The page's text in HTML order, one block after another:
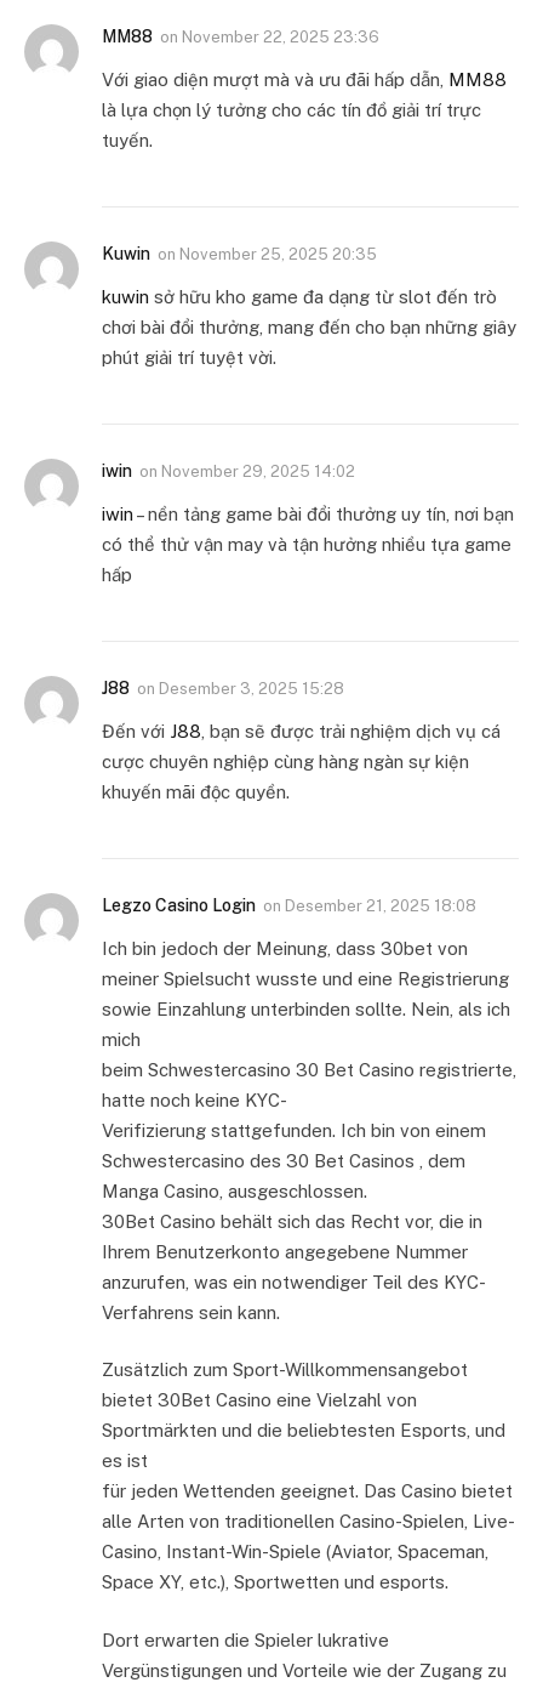
MM88 on November 22, 2025 23:36
Với giao diện mượt mà và ưu đãi hấp dẫn, MM88
là lựa chọn lý tưởng cho các tín đồ giải trí trực
tuyến.
Kuwin on November 25, 2025 20:35
kuwin sở hữu kho game đa dạng từ slot đến trò
chơi bài đổi thưởng, mang đến cho bạn những giây
phút giải trí tuyệt vời.
iwin on November 29, 2025 14:02
iwin – nền tảng game bài đổi thưởng uy tín, nơi bạn
có thể thử vận may và tận hưởng nhiều tựa game
hấp
J88 on Desember 3, 2025 15:28
Đến với J88 , bạn sẽ được trải nghiệm dịch vụ cá
cược chuyên nghiệp cùng hàng ngàn sự kiện
khuyến mãi độc quyền.
Legzo Casino Login on Desember 21, 2025 18:08
Ich bin jedoch der Meinung, dass 30bet von
meiner Spielsucht wusste und eine Registrierung
sowie Einzahlung unterbinden sollte. Nein, als ich
mich
beim Schwestercasino 30 Bet Casino registrierte,
hatte noch keine KYC-
Verifizierung stattgefunden. Ich bin von einem
Schwestercasino des 30 Bet Casinos , dem
Manga Casino, ausgeschlossen.
30Bet Casino behält sich das Recht vor, die in
Ihrem Benutzerkonto angegebene Nummer
anzurufen, was ein notwendiger Teil des KYC-
Verfahrens sein kann.
Zusätzlich zum Sport-Willkommensangebot
bietet 30Bet Casino eine Vielzahl von
Sportmärkten und die beliebtesten Esports, und
es ist
für jeden Wettenden geeignet. Das Casino bietet
alle Arten von traditionellen Casino-Spielen, Live-
Casino, Instant-Win-Spiele (Aviator, Spaceman,
Space XY, etc.), Sportwetten und esports.
Dort erwarten die Spieler lukrative
Vergünstigungen und Vorteile wie der Zugang zu